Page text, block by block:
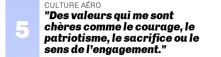
CULTURE AÉRO
"Des valeurs qui me sont
chères comme le courage, le
patriotisme, le sacrifice ou le
sens de l’engagement."